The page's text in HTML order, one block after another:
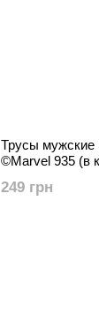
Трусы мужские
©Marvel 935 (в
249 грн